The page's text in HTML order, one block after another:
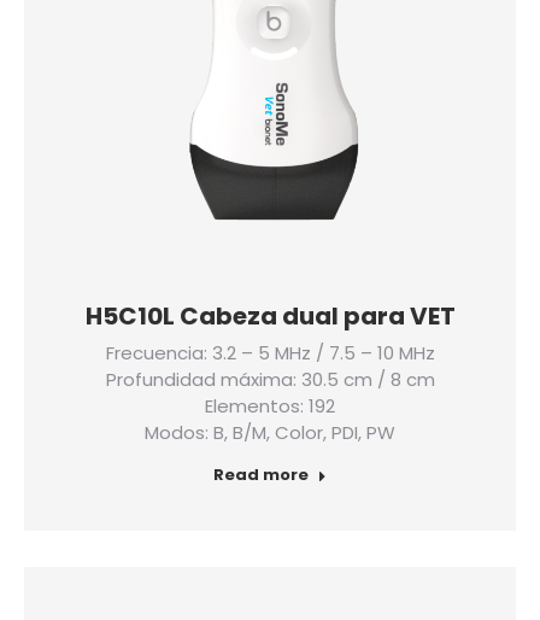
H5C10L Cabeza dual para VET
Frecuencia: 3.2 – 5 MHz / 7.5 – 10 MHz
Profundidad máxima: 30.5 cm / 8 cm
Elementos: 192
Modos: B, B/M, Color, PDI, PW
Read more